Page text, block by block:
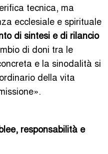
tecnica, ma
ecclesiale e spirituale
di sintesi e di rilancio
di doni tra le
e la sinodalità si
della vita
responsabilità e